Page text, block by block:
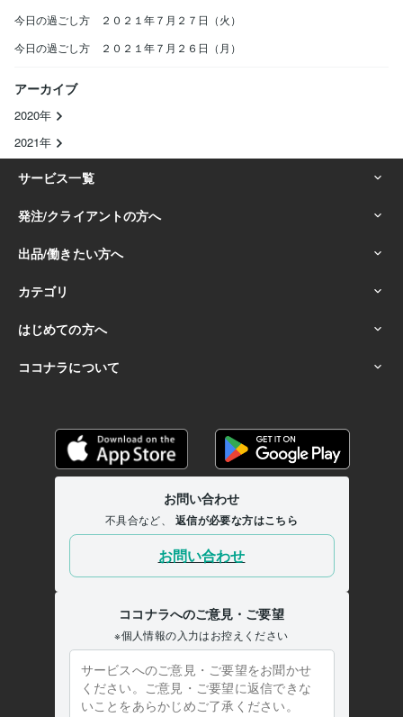
今日の過ごし方 ２０２１年７月２７日（火）
今日の過ごし方 ２０２１年７月２６日（月）
アーカイブ
2020年
2021年